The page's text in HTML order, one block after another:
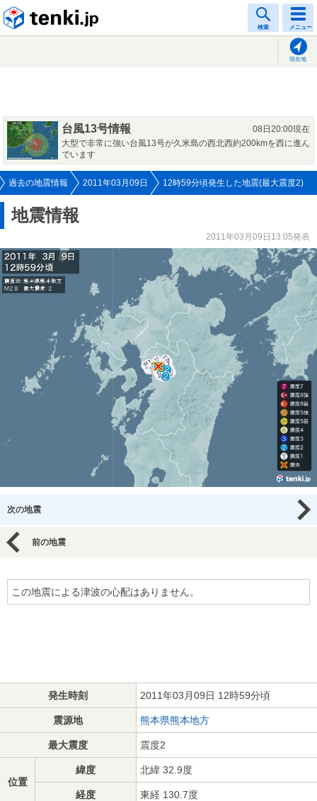
検索 メニュー
現在地
台風13号情報
08日20:00現在
大型で非常に強い台風13号が久米島の西北西約200kmを西に進ん
でいます
過去の地震情報 2011年03月09日 12時59分頃発生した地震(最大震度2)
地震情報
2011年03月09日13:05発表
次の地震
前の地震
この地震による津波の心配はありません。
発生時刻 2011年03月09日 12時59分頃
震源地 熊本県熊本地方
最大震度 震度2
位置
緯度 北緯 32.9度
経度 東経 130.7度